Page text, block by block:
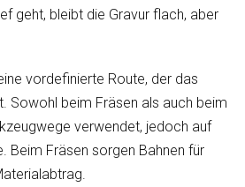
geht, bleibt die Gravur flach, aber
vordefinierte Route, der das
Sowohl beim Fräsen als auch beim
verwendet, jedoch auf
Beim Fräsen sorgen Bahnen für